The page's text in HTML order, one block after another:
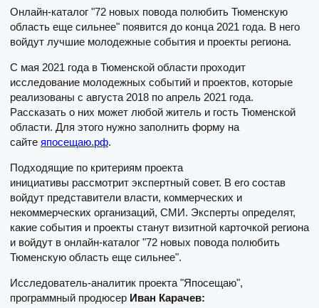
Онлайн-каталог "72 новых повода полюбить Тюменскую
область еще сильнее" появится до конца 2021 года. В него
войдут лучшие молодежные события и проекты региона.
С мая 2021 года в Тюменской области проходит
исследование молодежных событий и проектов, которые
реализованы с августа 2018 по апрель 2021 года.
Рассказать о них может любой житель и гость Тюменской
области. Для этого нужно заполнить форму на
сайте япосещаю.рф.
Подходящие по критериям проекта
инициативы рассмотрит экспертный совет. В его состав
войдут представители власти, коммерческих и
некоммерческих организаций, СМИ. Эксперты определят,
какие события и проекты станут визитной карточкой региона
и войдут в онлайн-каталог "72 новых повода полюбить
Тюменскую область еще сильнее".
Исследователь-аналитик проекта "Япосещаю",
программный продюсер Иван Карачев: